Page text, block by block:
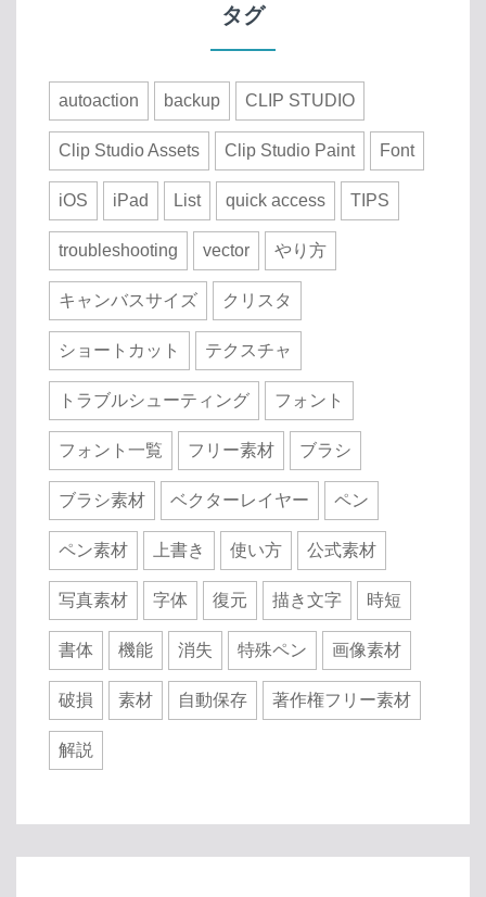
タグ
autoaction backup CLIP STUDIO
Clip Studio Assets Clip Studio Paint Font
iOS iPad List quick access TIPS
troubleshooting vector やり方
キャンバスサイズ クリスタ
ショートカット テクスチャ
トラブルシューティング フォント
フォント一覧 フリー素材 ブラシ
ブラシ素材 ベクターレイヤー ペン
ペン素材 上書き 使い方 公式素材
写真素材 字体 復元 描き文字 時短
書体 機能 消失 特殊ペン 画像素材
破損 素材 自動保存 著作権フリー素材
解説